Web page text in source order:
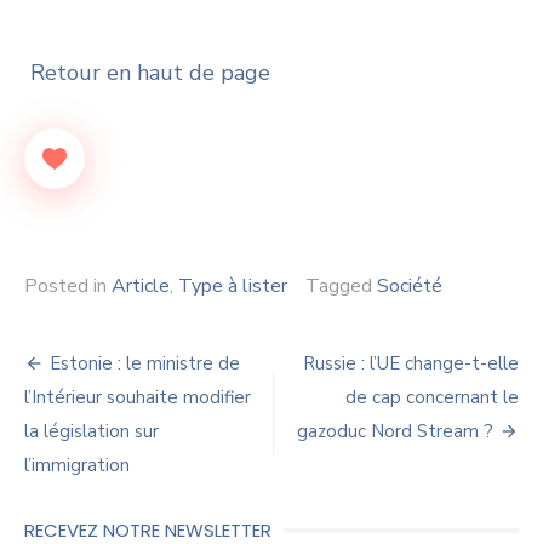
Retour en haut de page
Posted in Article, Type à lister Tagged Société
Navigation
de
l’article
Estonie : le ministre de
l’Intérieur souhaite modifier
la législation sur
l’immigration
Russie : l’UE change-t-elle
de cap concernant le
gazoduc Nord Stream ?
RECEVEZ NOTRE NEWSLETTER